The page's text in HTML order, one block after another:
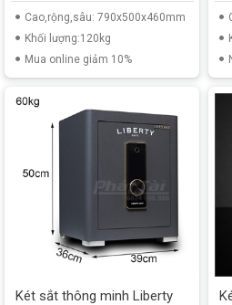
Cao,rộng,sâu: 790x500x460mm
Khối lượng:120kg
Mua online giảm 10%
Két sắt thông minh Liberty